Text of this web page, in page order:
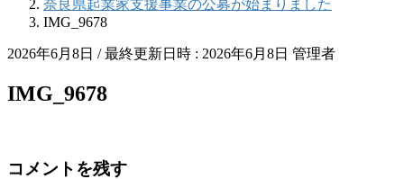
奈良県起業家支援事業の公募が始まりました
IMG_9678
2026年6月8日 / 最終更新日時 : 2026年6月8日 管理者
IMG_9678
コメントを残す